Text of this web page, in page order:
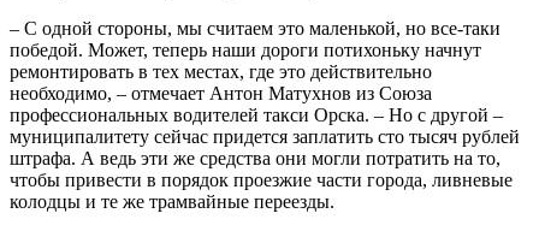
– С одной стороны, мы считаем это маленькой, но все-таки
победой. Может, теперь наши дороги потихоньку начнут
ремонтировать в тех местах, где это действительно
необходимо, – отмечает Антон Матухнов из Союза
профессиональных водителей такси Орска. – Но с другой –
муниципалитету сейчас придется заплатить сто тысяч рублей
штрафа. А ведь эти же средства они могли потратить на то,
чтобы привести в порядок проезжие части города, ливневые
колодцы и те же трамвайные переезды.